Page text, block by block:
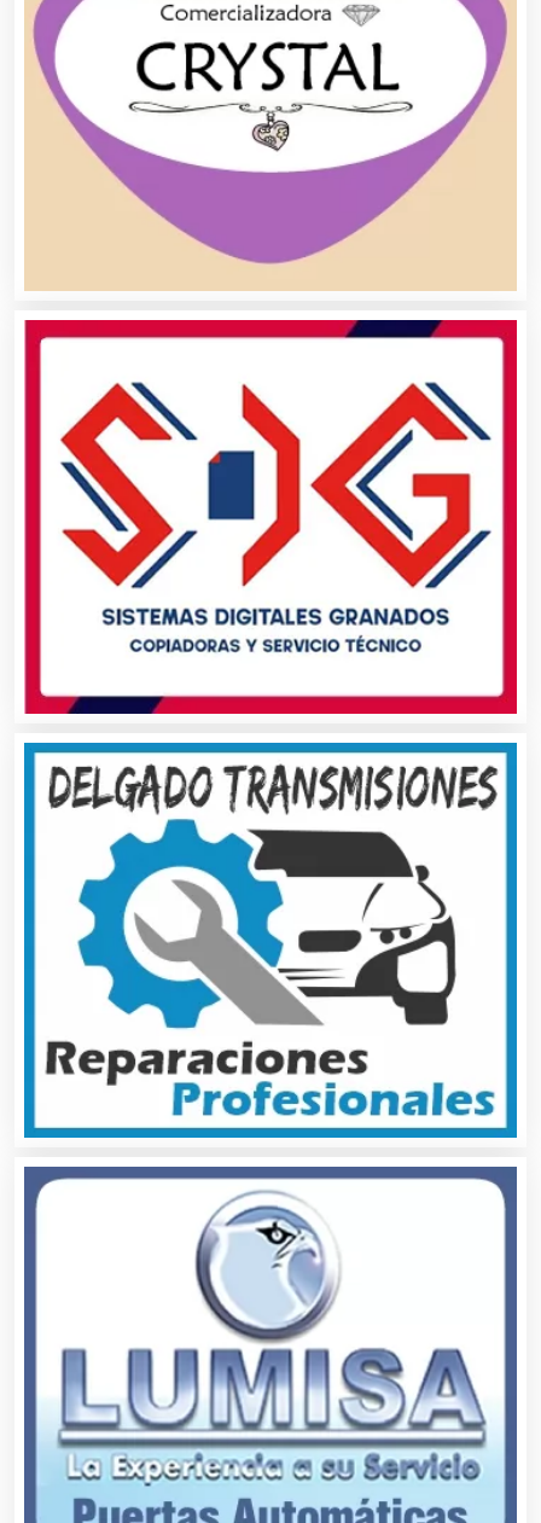
Alquiler de Trajes de Etiqueta
Alta Costura
Aluminio
Análisis Clínicos
Análisis de Aguas
Animadores de Eventos
Arquitectos
Artes Gráficas
Artesanías
Artículos de Oficina
Artículos de Piel
Artículos Deportivos
Artículos Importados
Artículos para el Hogar
Artículos para Regalos